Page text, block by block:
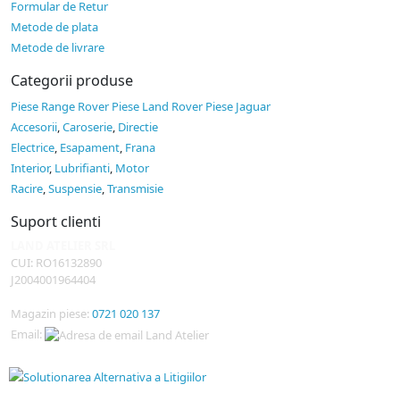
Formular de Retur
Metode de plata
Metode de livrare
Categorii produse
Piese Range Rover Piese Land Rover Piese Jaguar
Accesorii,Caroserie, Directie
Electrice, Esapament, Frana
Interior, Lubrifianti, Motor
Racire,Suspensie,Transmisie
Suport clienti
CUI: RO16132890
J2004001964404
Magazin piese: 0721 020 137
Email: